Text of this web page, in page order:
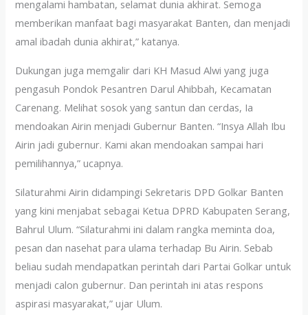
mengalami hambatan, selamat dunia akhirat. Semoga
memberikan manfaat bagi masyarakat Banten, dan menjadi
amal ibadah dunia akhirat,” katanya.
Dukungan juga memgalir dari KH Masud Alwi yang juga
pengasuh Pondok Pesantren Darul Ahibbah, Kecamatan
Carenang. Melihat sosok yang santun dan cerdas, Ia
mendoakan Airin menjadi Gubernur Banten. “Insya Allah Ibu
Airin jadi gubernur. Kami akan mendoakan sampai hari
pemilihannya,” ucapnya.
Silaturahmi Airin didampingi Sekretaris DPD Golkar Banten
yang kini menjabat sebagai Ketua DPRD Kabupaten Serang,
Bahrul Ulum. “Silaturahmi ini dalam rangka meminta doa,
pesan dan nasehat para ulama terhadap Bu Airin. Sebab
beliau sudah mendapatkan perintah dari Partai Golkar untuk
menjadi calon gubernur. Dan perintah ini atas respons
aspirasi masyarakat,” ujar Ulum.